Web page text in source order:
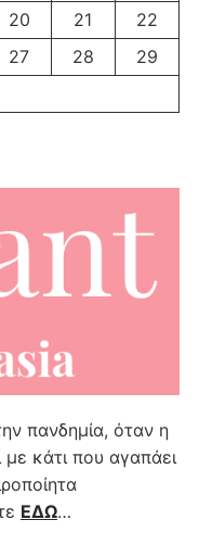
20 21
22
27 28
29
πανδημία, όταν η
κάτι που αγαπάει
ΕΔΩ…